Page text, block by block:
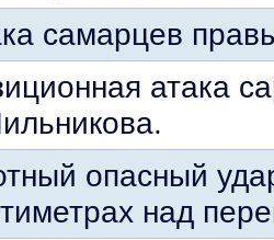
самарцев
атака
опасный
над